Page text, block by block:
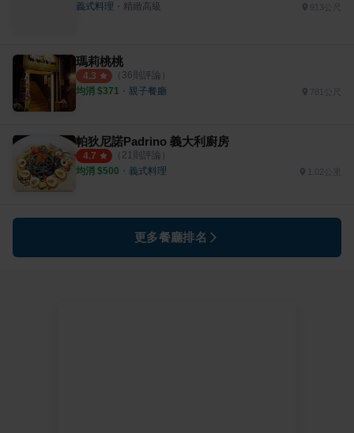
義式料理 ・ 精緻高級
瑪莉桃桃
4.3 （ 36則評論）
均消 $371 ・ 親子餐廳
帕狄尼諾Padrino 義大利廚房
4.7 （ 21則評論）
均消 $500 ・ 義式料理
更多餐廳排名